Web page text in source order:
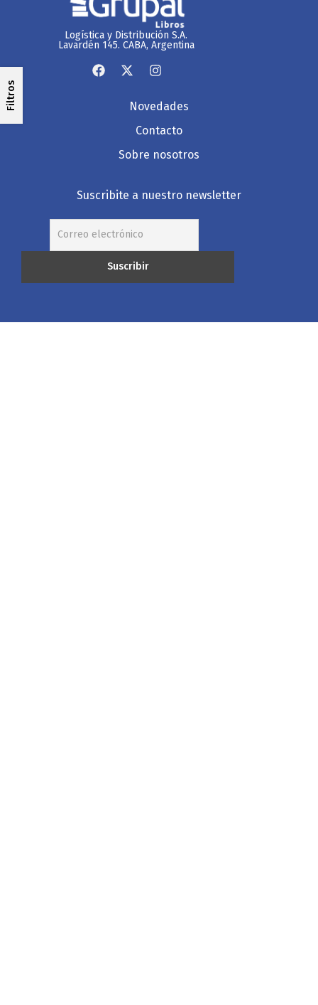
Filtros
Logística y Distribución S.A.
Lavardén 145. CABA, Argentina
Novedades
Contacto
Sobre nosotros
Suscribite a nuestro newsletter